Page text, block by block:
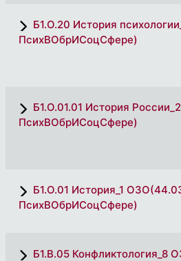
Б1.О.20 История
ПсихВОбрИСоцСфере)
Б1.О.01.01 История
ПсихВОбрИСоцСфере)
Б1.О.01 История_1
ПсихВОбрИСоцСфере)
Б1.В.05 Конфликтология_8